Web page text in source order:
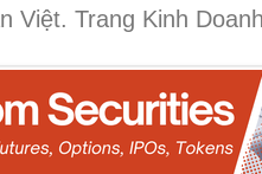
Việt. Trang Kinh